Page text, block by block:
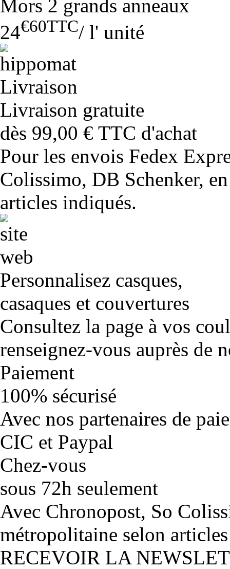
Mors 2 grands anneaux
24€60TTC/ l' unité
Livraison gratuite
dès 99,00 € TTC d'achat
Pour les envois Fedex
Colissimo, DB Schenker,
articles indiqués.
Personnalisez casques,
casaques et couvertures
Consultez la page à vos
renseignez-vous auprès de
Paiement
100% sécurisé
Avec nos partenaires de
CIC et Paypal
Chez-vous
sous 72h seulement
Avec Chronopost, So
métropolitaine selon
RECEVOIR LA